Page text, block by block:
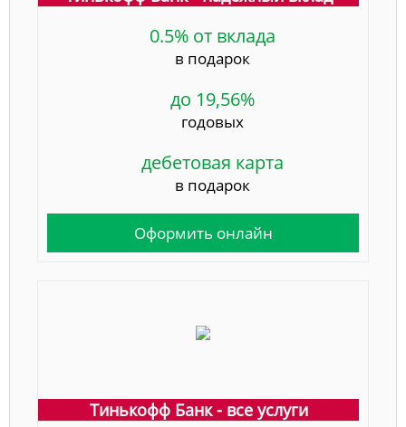
0.5% от вклада
в подарок
до 19,56%
годовых
дебетовая карта
в подарок
Оформить онлайн
Тинькофф Банк - все услуги